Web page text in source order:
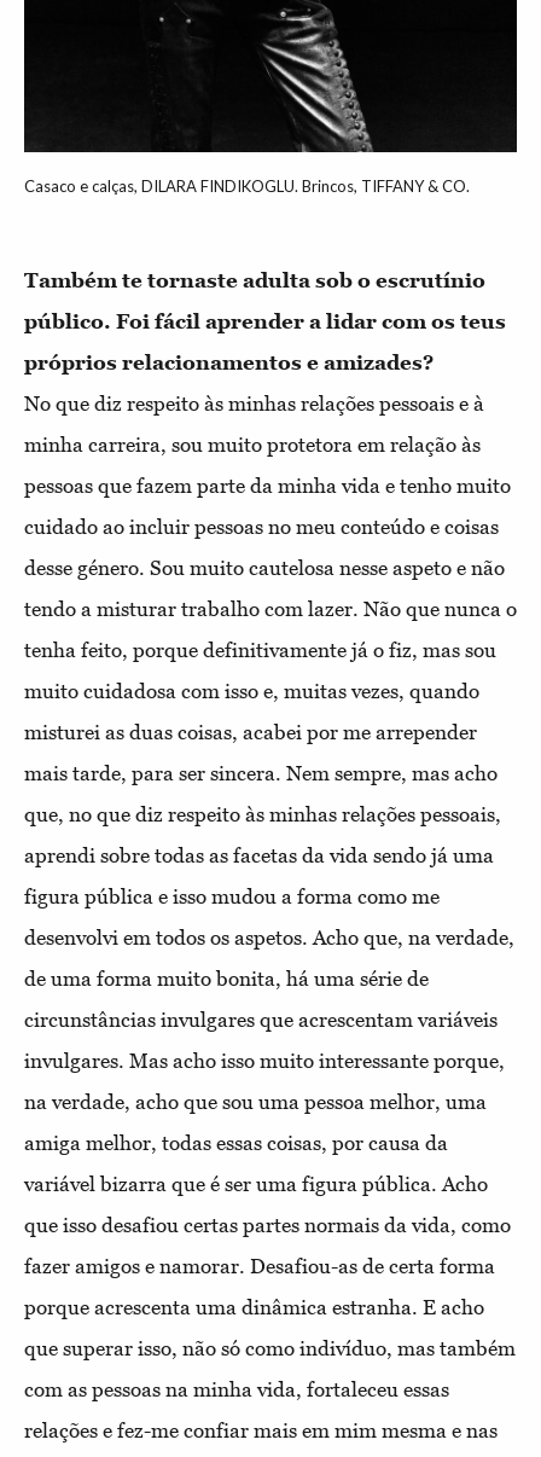
Casaco e calças, DILARA FINDIKOGLU. Brincos, TIFFANY & CO.
Também te tornaste adulta sob o escrutínio
público. Foi fácil aprender a lidar com os teus
próprios relacionamentos e amizades?
No que diz respeito às minhas relações pessoais e à
minha carreira, sou muito protetora em relação às
pessoas que fazem parte da minha vida e tenho muito
cuidado ao incluir pessoas no meu conteúdo e coisas
desse género. Sou muito cautelosa nesse aspeto e não
tendo a misturar trabalho com lazer. Não que nunca o
tenha feito, porque definitivamente já o fiz, mas sou
muito cuidadosa com isso e, muitas vezes, quando
misturei as duas coisas, acabei por me arrepender
mais tarde, para ser sincera. Nem sempre, mas acho
que, no que diz respeito às minhas relações pessoais,
aprendi sobre todas as facetas da vida sendo já uma
figura pública e isso mudou a forma como me
desenvolvi em todos os aspetos. Acho que, na verdade,
de uma forma muito bonita, há uma série de
circunstâncias invulgares que acrescentam variáveis
invulgares. Mas acho isso muito interessante porque,
na verdade, acho que sou uma pessoa melhor, uma
amiga melhor, todas essas coisas, por causa da
variável bizarra que é ser uma figura pública. Acho
que isso desafiou certas partes normais da vida, como
fazer amigos e namorar. Desafiou-as de certa forma
porque acrescenta uma dinâmica estranha. E acho
que superar isso, não só como indivíduo, mas também
com as pessoas na minha vida, fortaleceu essas
relações e fez-me confiar mais em mim mesma e nas